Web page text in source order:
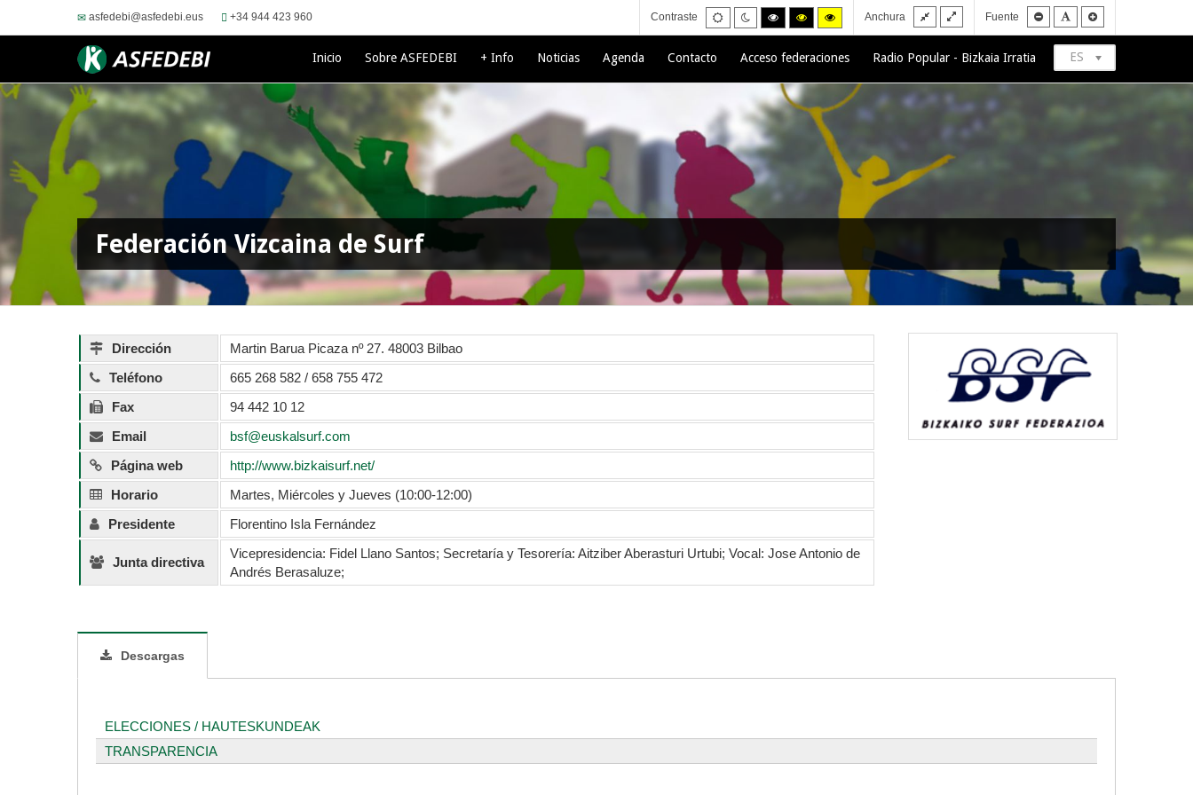
asfedebi@asfedebi.eus +34 944 423 960 Contraste
Default
mode
Night
mode
High
contrast
black/white
High
contrast
black/yellow
High
contrast
yellow/black
Anchura
Fixed
layout
Wide
layoutFuente
Smaller
font
Default
font
ES
Inicio Sobre ASFEDEBI + Info Noticias Agenda Contacto Acceso federaciones Radio Popular - Bizkaia Irratia
Federación Vizcaina de Surf
Dirección
Martin Barua Picaza nº 27. 48003 Bilbao
Teléfono
665 268 582 / 658 755 472
Fax
94 442 10 12
Email
bsf@euskalsurf.com
Página web
http://www.bizkaisurf.net/
Horario
Martes, Miércoles y Jueves (10:00-12:00)
Presidente
Florentino Isla Fernández
Junta directiva
Vicepresidencia: Fidel Llano Santos; Secretaría y Tesorería: Aitziber Aberasturi Urtubi; Vocal: Jose Antonio de
Andrés Berasaluze;
Descargas
ELECCIONES / HAUTESKUNDEAK
TRANSPARENCIA